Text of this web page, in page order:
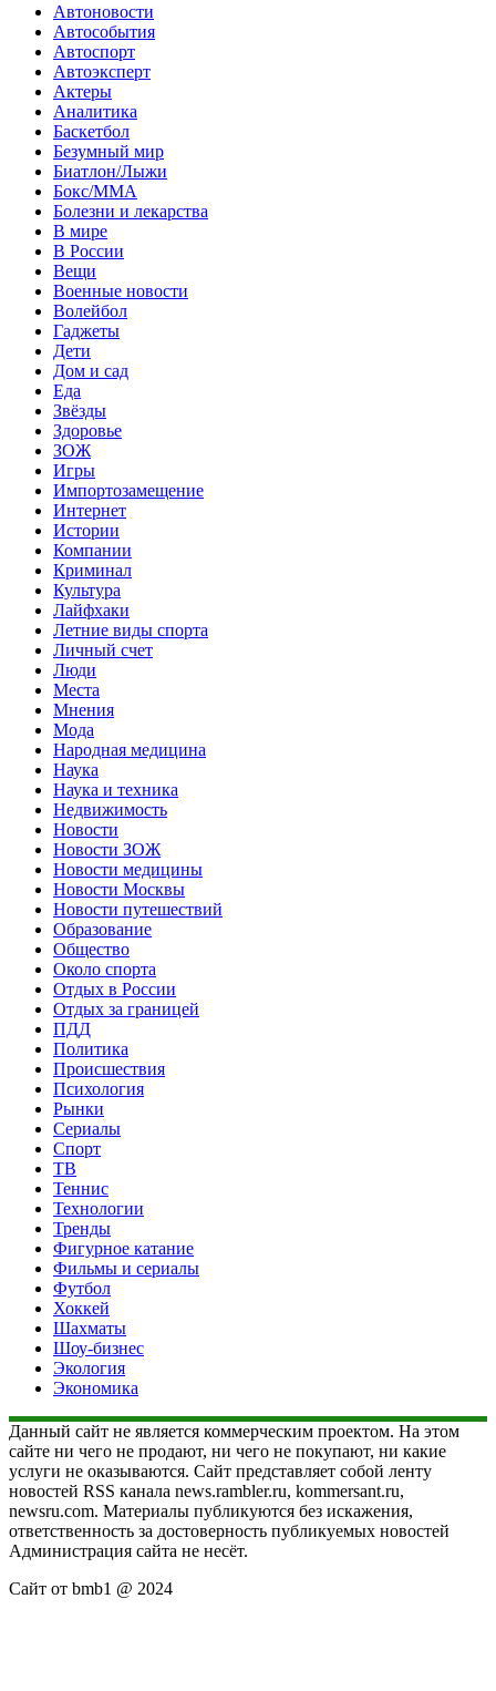
Автоновости
Автособытия
Автоспорт
Автоэксперт
Актеры
Аналитика
Баскетбол
Безумный мир
Биатлон/Лыжи
Бокс/MMA
Болезни и лекарства
В мире
В России
Вещи
Военные новости
Волейбол
Гаджеты
Дети
Дом и сад
Еда
Звёзды
Здоровье
ЗОЖ
Игры
Импортозамещение
Интернет
Истории
Компании
Криминал
Культура
Лайфхаки
Летние виды спорта
Личный счет
Люди
Места
Мнения
Мода
Народная медицина
Наука
Наука и техника
Недвижимость
Новости
Новости ЗОЖ
Новости медицины
Новости Москвы
Новости путешествий
Образование
Общество
Около спорта
Отдых в России
Отдых за границей
ПДД
Политика
Происшествия
Психология
Рынки
Сериалы
Спорт
ТВ
Теннис
Технологии
Тренды
Фигурное катание
Фильмы и сериалы
Футбол
Хоккей
Шахматы
Шоу-бизнес
Экология
Экономика
Данный сайт не является коммерческим проектом. На этом
сайте ни чего не продают, ни чего не покупают, ни какие
услуги не оказываются. Сайт представляет собой ленту
новостей RSS канала news.rambler.ru, kommersant.ru,
newsru.com. Материалы публикуются без искажения,
ответственность за достоверность публикуемых новостей
Администрация сайта не несёт.
Сайт от bmb1 @ 2024